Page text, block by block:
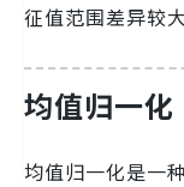
征值范围差异较
均值归一化
均值归一化是一